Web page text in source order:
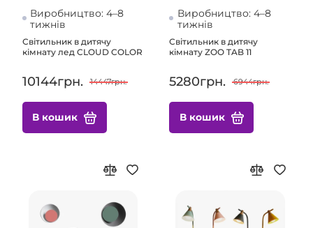
Виробництво: 4–8
тижнів
Світильник в дитячу
кімнату лед CLOUD COLOR
10144грн. 14447грн.
В кошик
Виробництво: 4–8
тижнів
Світильник в дитячу
кімнату ZOO TAB 11
5280грн. 6944грн.
В кошик